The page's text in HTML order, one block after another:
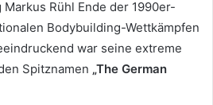
Rühl Ende der 1990er-
Bodybuilding-Wettkämpfen
war seine extreme
Spitznamen „The German